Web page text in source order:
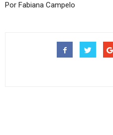
Por Fabiana Campelo